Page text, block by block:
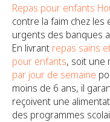
Repas pour enfants
contre la faim chez
urgents des banques
En livrant repas sains
pour enfants, soit une
par jour de semaine
moins de 6 ans, il
reçoivent une
des programmes